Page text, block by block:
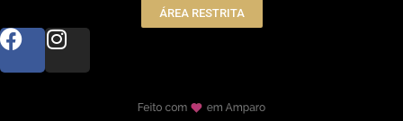
ÁREA RESTRITA